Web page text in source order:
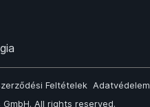
GmbH. All rights reserved.
Feltételek Adatvédelem